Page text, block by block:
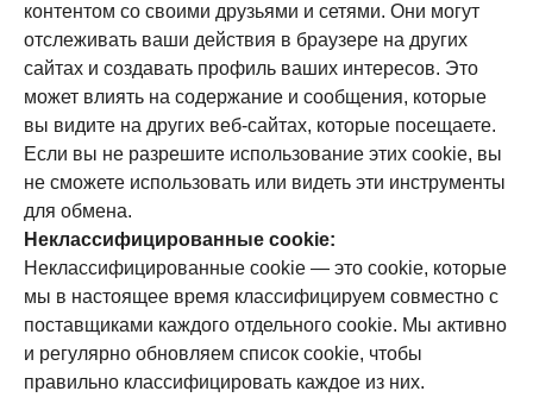
контентом со своими друзьями и сетями. Они могут
отслеживать ваши действия в браузере на других
сайтах и создавать профиль ваших интересов. Это
может влиять на содержание и сообщения, которые
вы видите на других веб-сайтах, которые посещаете.
Если вы не разрешите использование этих cookie, вы
не сможете использовать или видеть эти инструменты
для обмена.
Неклассифицированные cookie:
Неклассифицированные cookie — это cookie, которые
мы в настоящее время классифицируем совместно с
поставщиками каждого отдельного cookie. Мы активно
и регулярно обновляем список cookie, чтобы
правильно классифицировать каждое из них.